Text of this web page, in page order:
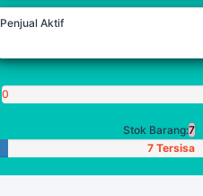
Penjual Aktif
0
Stok Barang:7
7 Tersisa